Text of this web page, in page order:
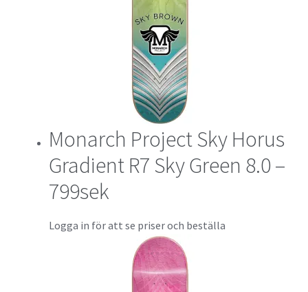
Monarch Project Sky Horus
Gradient R7 Sky Green 8.0 –
799sek
Logga in för att se priser och beställa